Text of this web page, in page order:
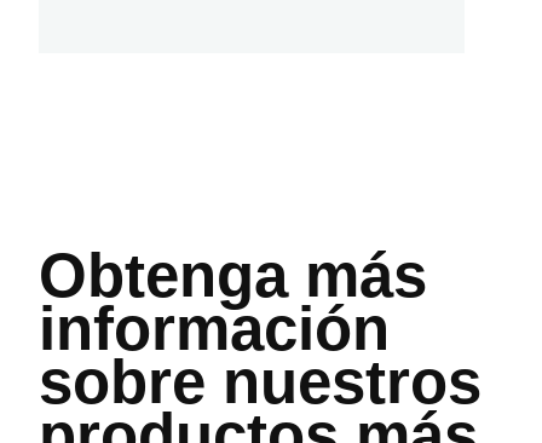
Obtenga más
información
sobre nuestros